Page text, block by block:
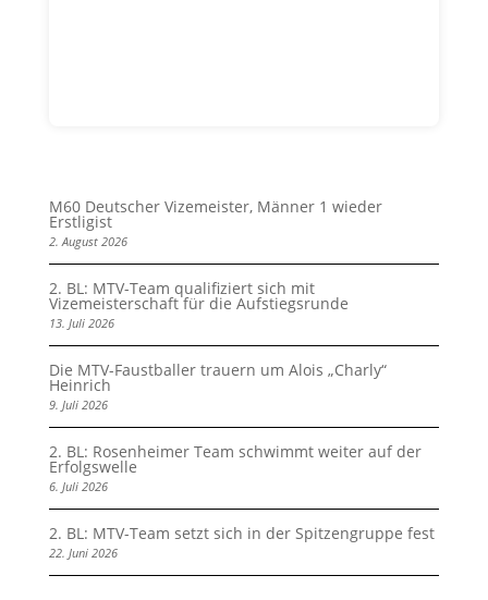
M60 Deutscher Vizemeister, Männer 1 wieder
Erstligist
2. August 2026
2. BL: MTV-Team qualifiziert sich mit
Vizemeisterschaft für die Aufstiegsrunde
13. Juli 2026
Die MTV-Faustballer trauern um Alois „Charly“
Heinrich
9. Juli 2026
2. BL: Rosenheimer Team schwimmt weiter auf der
Erfolgswelle
6. Juli 2026
2. BL: MTV-Team setzt sich in der Spitzengruppe fest
22. Juni 2026